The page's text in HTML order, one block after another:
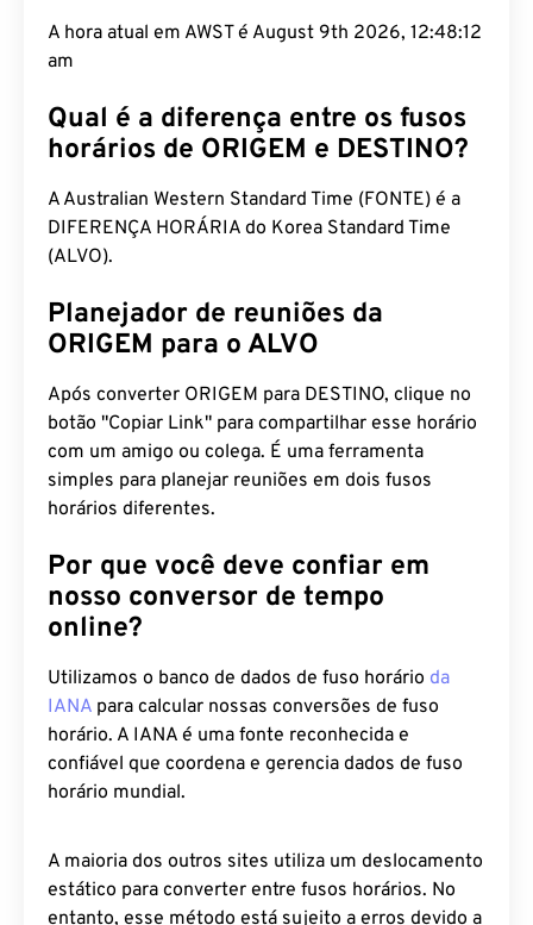
A hora atual em AWST é August 9th 2026, 12:48:13
am
Qual é a diferença entre os fusos
horários de ORIGEM e DESTINO?
A Australian Western Standard Time (FONTE) é a
DIFERENÇA HORÁRIA do Korea Standard Time
(ALVO).
Planejador de reuniões da
ORIGEM para o ALVO
Após converter ORIGEM para DESTINO, clique no
botão "Copiar Link" para compartilhar esse horário
com um amigo ou colega. É uma ferramenta
simples para planejar reuniões em dois fusos
horários diferentes.
Por que você deve confiar em
nosso conversor de tempo
online?
Utilizamos o banco de dados de fuso horário da
IANA para calcular nossas conversões de fuso
horário. A IANA é uma fonte reconhecida e
confiável que coordena e gerencia dados de fuso
horário mundial.
A maioria dos outros sites utiliza um deslocamento
estático para converter entre fusos horários. No
entanto, esse método está sujeito a erros devido a